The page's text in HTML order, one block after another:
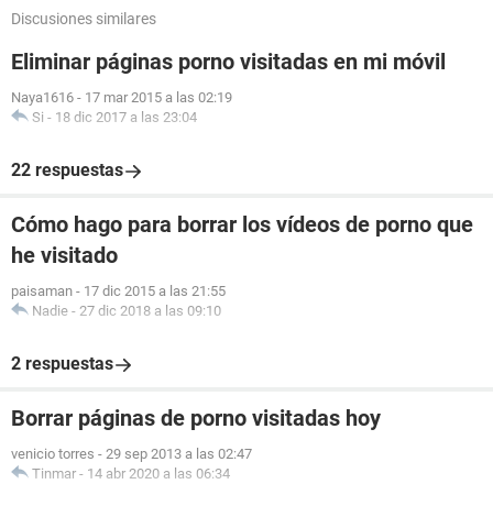
Discusiones similares
Eliminar páginas porno visitadas en mi móvil
Naya1616 - 17 mar 2015 a las 02:19
Si - 18 dic 2017 a las 23:04
22 respuestas
Cómo hago para borrar los vídeos de porno que
he visitado
paisaman - 17 dic 2015 a las 21:55
Nadie - 27 dic 2018 a las 09:10
2 respuestas
Borrar páginas de porno visitadas hoy
venicio torres - 29 sep 2013 a las 02:47
Tinmar - 14 abr 2020 a las 06:34